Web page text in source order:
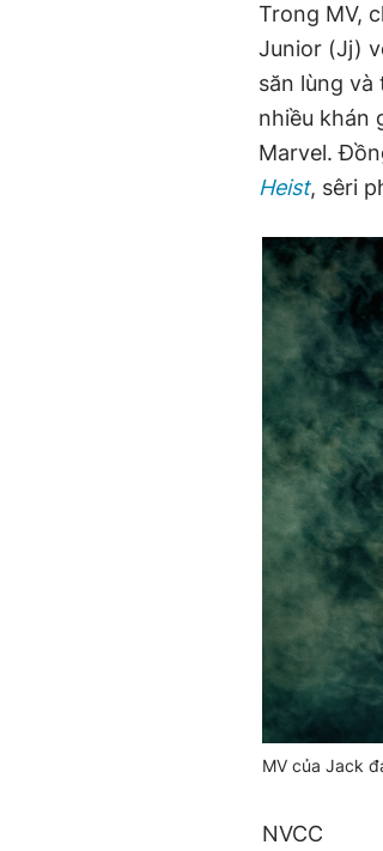
Trong MV,
Junior (Jj)
săn lùng
nhiều khán
Marvel.
Heist, sêri
MV của Jack
NVCC